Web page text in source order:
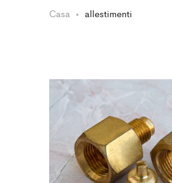
Casa allestimenti